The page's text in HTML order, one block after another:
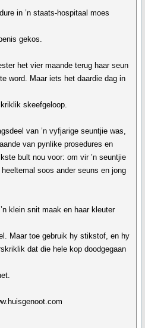
in ’n staats-hospitaal moes
gekos.
het vier maande terug haar seun
word. Maar iets het daardie dag in
skeefgeloop.
van ’n vyfjarige seuntjie was,
van pynlike prosedures en
bult nou voor: om vir ’n seuntjie
soos ander seuns en jong
klein snit maak en haar kleuter
Maar toe gebruik hy stikstof, en hy
dat die hele kop doodgegaan